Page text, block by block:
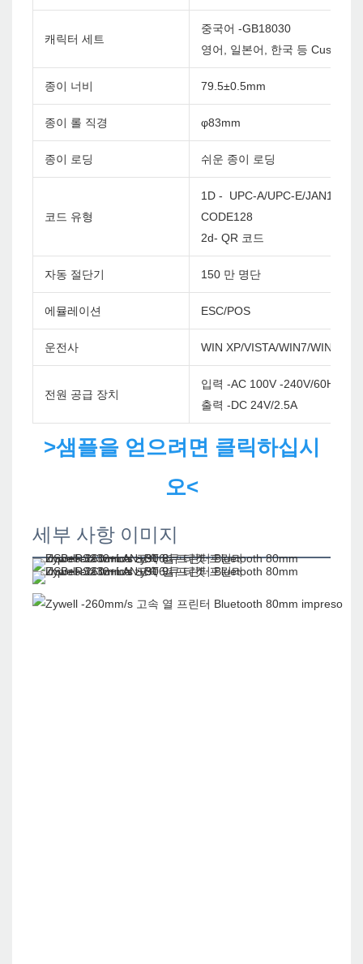
캐릭터 세트
중국어 -GB18030
영어, 일본어, 한국 등 Custom
종이 너비 79.5±0.5mm
종이 롤 직경 φ83mm
종이 로딩 쉬운 종이 로딩
코드 유형
1D - UPC-A/UPC-E/
CODE128
2d- QR 코드
자동 절단기 150 만 명단
에뮬레이션 ESC/POS
운전사 WIN XP/VISTA/WIN7/WIN8/
전원 공급 장치
입력 -AC 100V -240V/60Hz
출력 -DC 24V/2.5A
>샘플을 얻으려면 클릭하십시
오<
세부 사항 이미지